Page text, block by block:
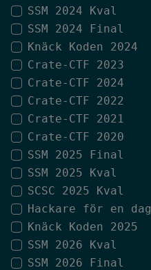
SSM 2024 Kval
SSM 2024 Final
Knäck Koden 2024
Crate-CTF 2023
Crate-CTF 2024
Crate-CTF 2022
Crate-CTF 2021
Crate-CTF 2020
SSM 2025 Final
SSM 2025 Kval
SCSC 2025 Kval
Hackare för en dag
Knäck Koden 2025
SSM 2026 Kval
SSM 2026 Final